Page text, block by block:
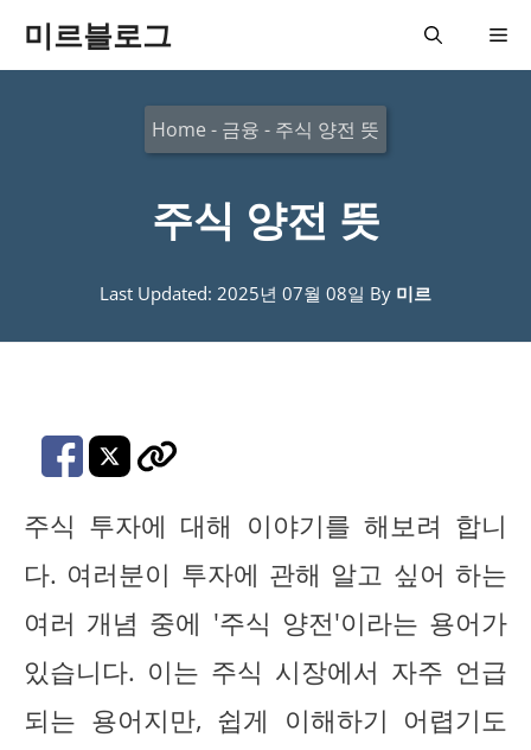
미르블로그 메
Home - 금융 - 주식 양전 뜻
주식 양전 뜻
Last Updated: 2025년 07월 08일 By 미르
주식 투자에 대해 이야기를 해보려 합니
다. 여러분이 투자에 관해 알고 싶어 하는
여러 개념 중에 '주식 양전'이라는 용어가
있습니다. 이는 주식 시장에서 자주 언급
되는 용어지만, 쉽게 이해하기 어렵기도